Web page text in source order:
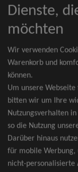
Sie
nach
werden.
wider
sein,
nächst
Dienste,
möchten
Wir verwenden
Warenkorb und
können.
Um unsere
bitten wir um Ihre
Nutzungsverhalten
so die Nutzung
Darüber hinaus
für mobile Werbung,
nicht-personalisierte